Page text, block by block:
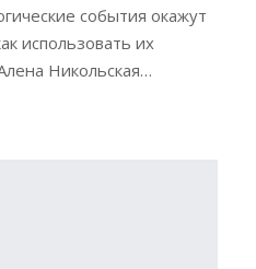
события окажут
использовать их
Никольская…